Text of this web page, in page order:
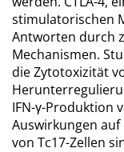
stimulatorischen
Antworten durch
Mechanismen.
die Zytotoxizität
IFN-γ-Produktion
Auswirkungen
von Tc17-Zellen